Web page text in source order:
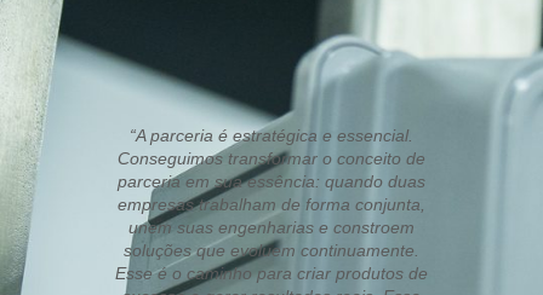
“A parceria é estratégica e essencial.
Conseguimos transformar o conceito de
parceria em sua essência: quando duas
empresas trabalham de forma conjunta,
unem suas engenharias e constroem
soluções que evoluem continuamente.
Esse é o caminho para criar produtos de